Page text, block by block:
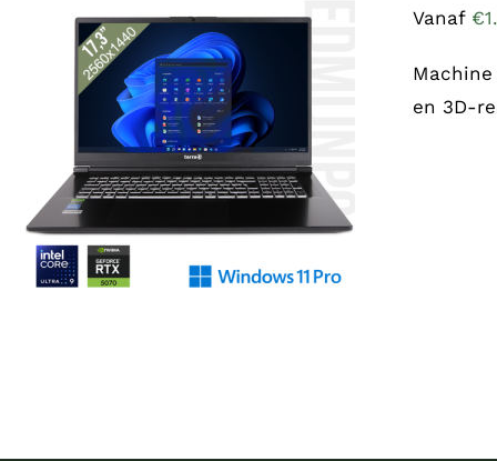
OPTIES SELECTEREN DIT
PRODUCT
HEEFT
MEERDERE
VARIATIES.
OPTIE
/ DETAILS
Vanaf €
en 3D-